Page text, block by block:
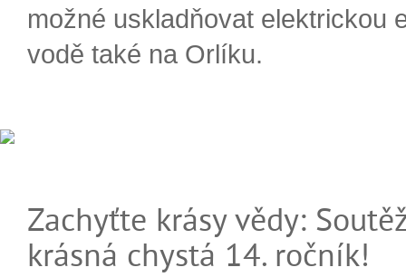
možné uskladňovat elektrickou
vodě také na Orlíku.
Zachyťte krásy vědy:
krásná chystá 14. ročník!